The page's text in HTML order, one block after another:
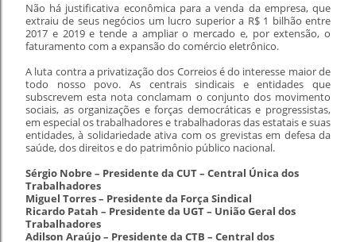
Não há justificativa econômica para a venda da empresa, que
extraiu de seus negócios um lucro superior a R$ 1 bilhão entre
2017 e 2019 e tende a ampliar o mercado e, por extensão, o
faturamento com a expansão do comércio eletrônico.
A luta contra a privatização dos Correios é do interesse maior de
todo nosso povo. As centrais sindicais e entidades que
subscrevem esta nota conclamam o conjunto dos movimento
sociais, as organizações e forças democráticas e progressistas,
em especial os trabalhadores e trabalhadoras das estatais e suas
entidades, à solidariedade ativa com os grevistas em defesa da
saúde, dos direitos e do patrimônio público nacional.
Sérgio Nobre – Presidente da CUT – Central Única dos
Trabalhadores
Miguel Torres – Presidente da Força Sindical
Ricardo Patah – Presidente da UGT – União Geral dos
Trabalhadores
Adilson Araújo – Presidente da CTB – Central dos